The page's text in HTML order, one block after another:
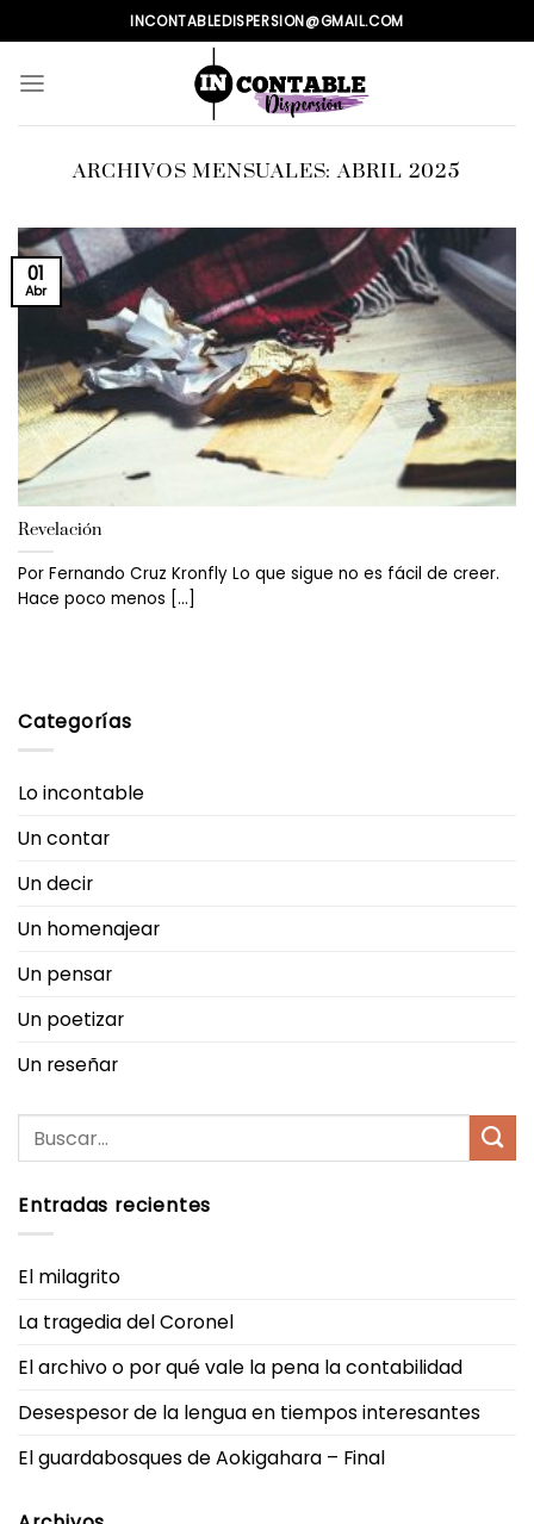
to
content
INCONTABLEDISPERSION@GMAIL.COM
ARCHIVOS MENSUALES:ABRIL 2025
Categorías
Lo incontable
Un contar
Un decir
Un homenajear
Un pensar
Un poetizar
Un reseñar
Entradas recientes
El milagrito
La tragedia del Coronel
El archivo o por qué vale la pena la contabilidad
Desespesor de la lengua en tiempos interesantes
El guardabosques de Aokigahara – Final
Revelación
Por Fernando Cruz Kronfly Lo que sigue no es fácil de creer.
Hace poco menos [...]
01
Abr